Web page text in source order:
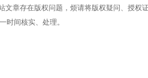
文章存在版权问题，烦请将版权疑问、授权
时间核实、处理。